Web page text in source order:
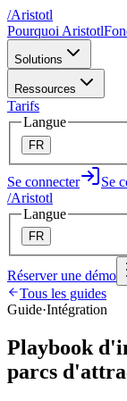
/Aristotl
Pourquoi Aristotl
Solutions
Ressources
Tarifs
Langue
FR
Se connecter Se
/Aristotl
Langue
FR
Réserver une démo
Tous les guides
Guide·Intégration
Playbook
parcs